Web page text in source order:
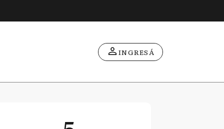
INGRESÁ